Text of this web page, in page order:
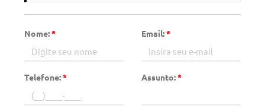
Nome:* Email:*
Telefone:* Assunto:*